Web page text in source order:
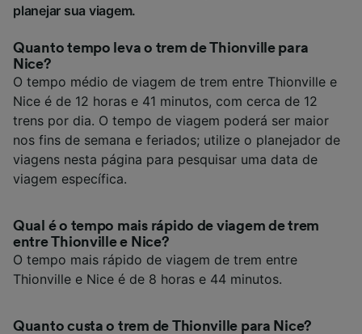
planejar sua viagem.
Quanto tempo leva o trem de Thionville para
Nice?
O tempo médio de viagem de trem entre Thionville e
Nice é de 12 horas e 41 minutos, com cerca de 12
trens por dia. O tempo de viagem poderá ser maior
nos fins de semana e feriados; utilize o planejador de
viagens nesta página para pesquisar uma data de
viagem específica.
Qual é o tempo mais rápido de viagem de trem
entre Thionville e Nice?
O tempo mais rápido de viagem de trem entre
Thionville e Nice é de 8 horas e 44 minutos.
Quanto custa o trem de Thionville para Nice?